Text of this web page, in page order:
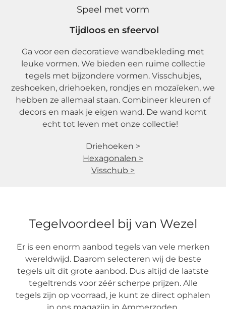
Speel met vorm
Tijdloos en sfeervol
Ga voor een decoratieve wandbekleding met
leuke vormen. We bieden een ruime collectie
tegels met bijzondere vormen. Visschubjes,
zeshoeken, driehoeken, rondjes en mozaïeken, we
hebben ze allemaal staan. Combineer kleuren of
decors en maak je eigen wand. De wand komt
echt tot leven met onze collectie!
Driehoeken >
Hexagonalen >
Visschub >
Tegelvoordeel bij van Wezel
Er is een enorm aanbod tegels van vele merken
wereldwijd. Daarom selecteren wij de beste
tegels uit dit grote aanbod. Dus altijd de laatste
tegeltrends voor zéér scherpe prijzen. Alle
tegels zijn op voorraad, je kunt ze direct ophalen